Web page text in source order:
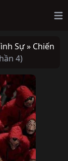
Sự » Chiến
4)